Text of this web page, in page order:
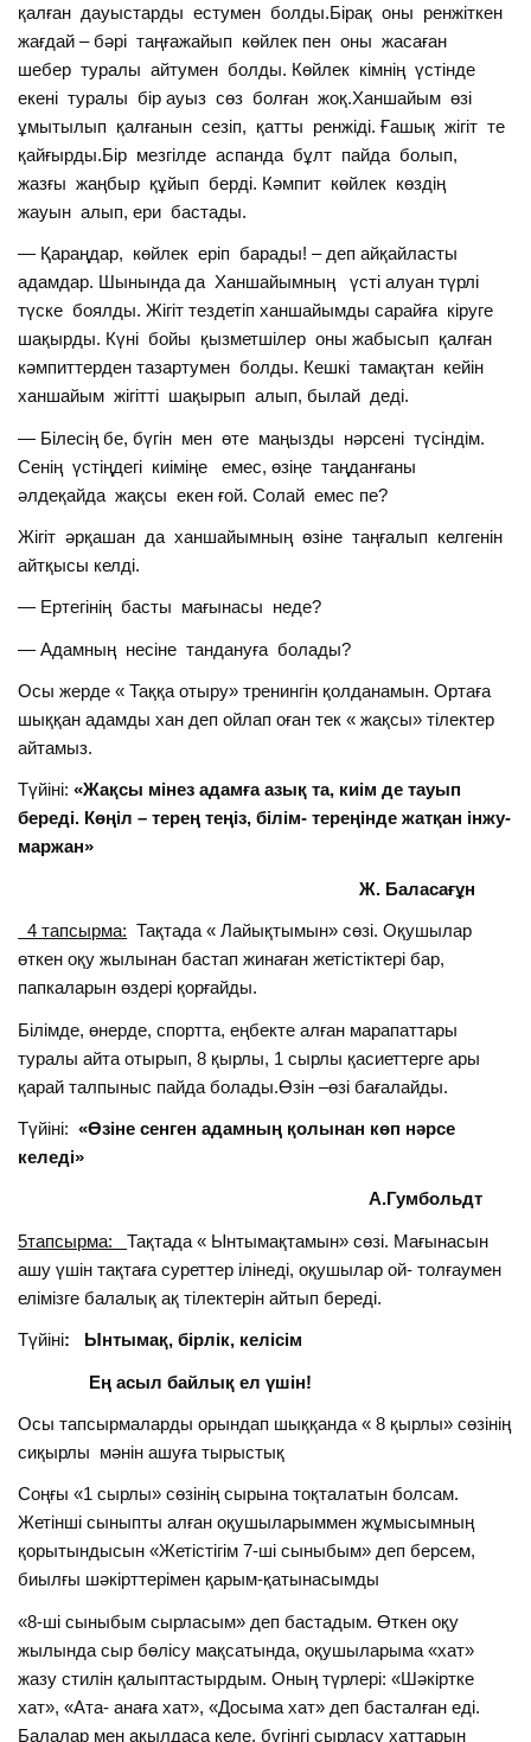
қалған дауыстарды естумен болды.Бірақ оны ренжіткен
жағдай – бәрі таңғажайып көйлек пен оны жасаған
шебер туралы айтумен болды. Көйлек кімнің үстінде
екені туралы бір ауыз сөз болған жоқ.Ханшайым өзі
ұмытылып қалғанын сезіп, қатты ренжіді. Ғашық жігіт те
қайғырды.Бір мезгілде аспанда бұлт пайда болып,
жазғы жаңбыр құйып берді. Кәмпит көйлек көздің
жауын алып, ери бастады.
— Қараңдар, көйлек еріп барады! – деп айқайласты
адамдар. Шынында да Ханшайымның үсті алуан түрлі
түске боялды. Жігіт тездетіп ханшайымды сарайға кіруге
шақырды. Күні бойы қызметшілер оны жабысып қалған
кәмпиттерден тазартумен болды. Кешкі тамақтан кейін
ханшайым жігітті шақырып алып, былай деді.
— Білесің бе, бүгін мен өте маңызды нәрсені түсіндім.
Сенің үстіңдегі киіміңе емес, өзіңе таңданғаны
әлдеқайда жақсы екен ғой. Солай емес пе?
Жігіт әрқашан да ханшайымның өзіне таңғалып келгенін
айтқысы келді.
— Ертегінің басты мағынасы неде?
— Адамның несіне тандануға болады?
Осы жерде « Таққа отыру» тренингін қолданамын. Ортаға
шыққан адамды хан деп ойлап оған тек « жақсы» тілектер
айтамыз.
Түйіні:«Жақсы мінез адамға азық та, киім де тауып
береді. Көңіл – терең теңіз, білім- тереңінде жатқан інжу-
маржан»
Ж. Баласағұн
4 тапсырма: Тақтада « Лайықтымын» сөзі. Оқушылар
өткен оқу жылынан бастап жинаған жетістіктері бар,
папкаларын өздері қорғайды.
Білімде, өнерде, спортта, еңбекте алған марапаттары
туралы айта отырып, 8 қырлы, 1 сырлы қасиеттерге ары
қарай талпыныс пайда болады.Өзін –өзі бағалайды.
Түйіні:«Өзіне сенген адамның қолынан көп нәрсе
келеді»
А.Гумбольдт
5тапсырма:Тақтада « Ынтымақтамын» сөзі. Мағынасын
ашу үшін тақтаға суреттер ілінеді, оқушылар ой- толғаумен
елімізге балалық ақ тілектерін айтып береді.
Түйіні: Ынтымақ, бірлік, келісім
Ең асыл байлық ел үшін!
Осы тапсырмаларды орындап шыққанда « 8 қырлы» сөзінің
сиқырлы мәнін ашуға тырыстық
Соңғы «1 сырлы» сөзінің сырына тоқталатын болсам.
Жетінші сыныпты алған оқушыларыммен жұмысымның
қорытындысын «Жетістігім 7-ші сыныбым» деп берсем,
биылғы шәкірттерімен қарым-қатынасымды
«8-ші сыныбым сырласым» деп бастадым. Өткен оқу
жылында сыр бөлісу мақсатында, оқушыларыма «хат»
жазу стилін қалыптастырдым. Оның түрлері: «Шәкіртке
хат», «Ата- анаға хат», «Досыма хат» деп басталған еді.
Балалар мен ақылдаса келе, бүгінгі сырласу хаттарын